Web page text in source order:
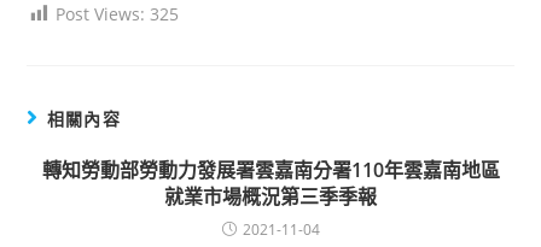
Post Views: 325
相關內容
轉知勞動部勞動力發展署雲嘉南分署110年雲嘉南地區
就業市場概況第三季季報
2021-11-04